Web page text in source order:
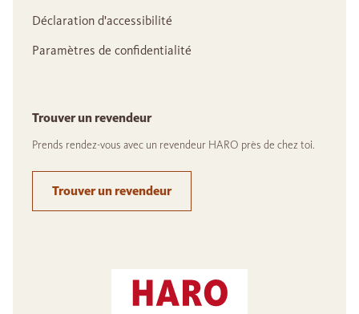
Déclaration d'accessibilité
Paramètres de confidentialité
Trouver un revendeur
Prends rendez-vous avec un revendeur HARO près de chez toi.
Trouver un revendeur